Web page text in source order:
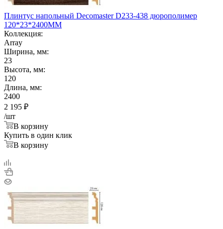
Плинтус напольный Decomaster D233-438 дюрополимер
120*23*2400ММ
Коллекция:
Array
Ширина, мм:
23
Высота, мм:
120
Длина, мм:
2400
2 195 ₽
/шт
В корзину
Купить в один клик
В корзину